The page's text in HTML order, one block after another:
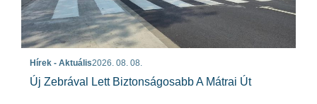
Hírek - Aktuális2026. 08. 08.
Új Zebrával Lett Biztonságosabb A Mátrai Út